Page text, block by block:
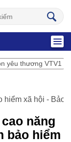
yêu thương VTV1
hiểm xã hội - Bảo
năng
bảo hiểm